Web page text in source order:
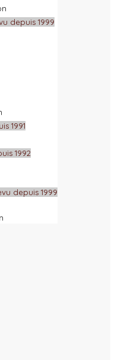
depuis 1999
1991
1992
depuis 1999